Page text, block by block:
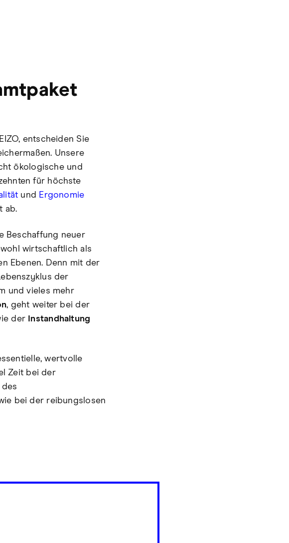
entscheiden Sie
Unsere
ökologische und
für höchste
und Ergonomie
ab.
Beschaffung neuer
wirtschaftlich als
Ebenen. Denn mit der
der
und vieles mehr
, geht weiter bei der
der
Instandhaltung
wertvolle
Zeit bei der
bei der reibungslosen